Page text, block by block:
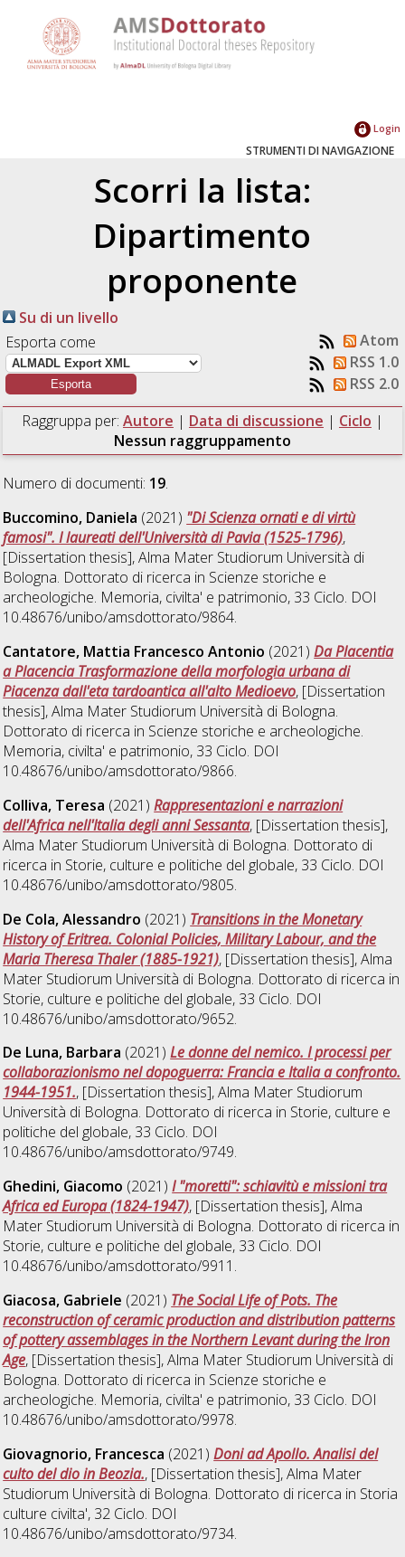
Login
STRUMENTI DI NAVIGAZIONE
Scorri la lista:
Dipartimento
proponente
Su di un livello
Esporta come
Atom
RSS 1.0
RSS 2.0
Raggruppa per: Autore | Data di discussione | Ciclo |
Nessun raggruppamento
Numero di documenti: 19.
Buccomino, Daniela (2021) "Di Scienza ornati e di virtù
famosi". I laureati dell'Università di Pavia (1525-1796),
[Dissertation thesis], Alma Mater Studiorum Università di
Bologna. Dottorato di ricerca in Scienze storiche e
archeologiche. Memoria, civilta' e patrimonio, 33 Ciclo. DOI
10.48676/unibo/amsdottorato/9864.
Cantatore, Mattia Francesco Antonio (2021)Da Placentia
a Placencia Trasformazione della morfologia urbana di
Piacenza dall'eta tardoantica all'alto Medioevo, [Dissertation
thesis], Alma Mater Studiorum Università di Bologna.
Dottorato di ricerca in Scienze storiche e archeologiche.
Memoria, civilta' e patrimonio, 33 Ciclo. DOI
10.48676/unibo/amsdottorato/9866.
Colliva, Teresa (2021)Rappresentazioni e narrazioni
dell'Africa nell'Italia degli anni Sessanta, [Dissertation thesis],
Alma Mater Studiorum Università di Bologna. Dottorato di
ricerca in Storie, culture e politiche del globale, 33 Ciclo. DOI
10.48676/unibo/amsdottorato/9805.
De Cola, Alessandro (2021) Transitions in the Monetary
History of Eritrea. Colonial Policies, Military Labour, and the
Maria Theresa Thaler (1885-1921), [Dissertation thesis], Alma
Mater Studiorum Università di Bologna. Dottorato di ricerca in
Storie, culture e politiche del globale, 33 Ciclo. DOI
10.48676/unibo/amsdottorato/9652.
De Luna, Barbara (2021)Le donne del nemico. I processi per
collaborazionismo nel dopoguerra: Francia e Italia a confronto.
1944-1951., [Dissertation thesis], Alma Mater Studiorum
Università di Bologna. Dottorato di ricerca in Storie, culture e
politiche del globale, 33 Ciclo. DOI
10.48676/unibo/amsdottorato/9749.
Ghedini, Giacomo (2021)I "moretti": schiavitù e missioni tra
Africa ed Europa (1824-1947), [Dissertation thesis], Alma
Mater Studiorum Università di Bologna. Dottorato di ricerca in
Storie, culture e politiche del globale, 33 Ciclo. DOI
10.48676/unibo/amsdottorato/9911.
Giacosa, Gabriele (2021) The Social Life of Pots. The
reconstruction of ceramic production and distribution patterns
of pottery assemblages in the Northern Levant during the Iron
Age, [Dissertation thesis], Alma Mater Studiorum Università di
Bologna. Dottorato di ricerca in Scienze storiche e
archeologiche. Memoria, civilta' e patrimonio, 33 Ciclo. DOI
10.48676/unibo/amsdottorato/9978.
Giovagnorio, Francesca (2021)Doni ad Apollo. Analisi del
culto del dio in Beozia., [Dissertation thesis], Alma Mater
Studiorum Università di Bologna. Dottorato di ricerca in Storia
culture civilta', 32 Ciclo. DOI
10.48676/unibo/amsdottorato/9734.